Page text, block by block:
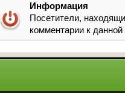
Информация
Посетители,
комментарии к